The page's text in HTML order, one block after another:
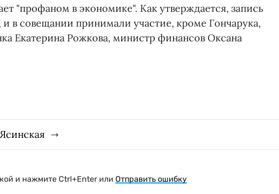
"профаном в экономике". Как утверждается, запись
и в совещании принимали участие, кроме Гончарука,
Екатерина Рожкова, министр финансов Оксана
и нажмите Ctrl+Enter или Отправить ошибку